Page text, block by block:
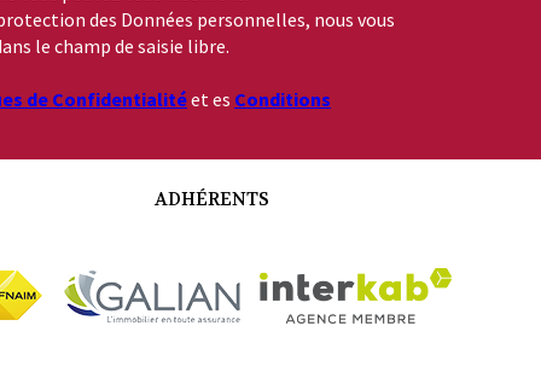
des Données personnelles, nous vous
le champ de saisie libre.
de Confidentialitéet es Conditions
ADHÉRENTS